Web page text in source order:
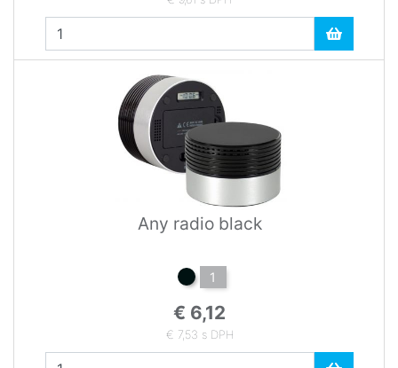
Any radio black
1
€ 6,12
€ 7,53 s DPH